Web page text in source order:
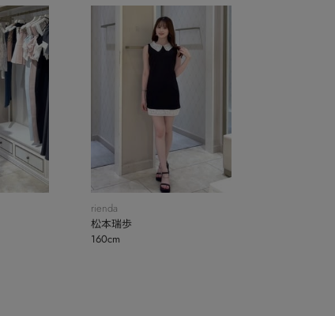
rienda
松本瑞歩
160cm